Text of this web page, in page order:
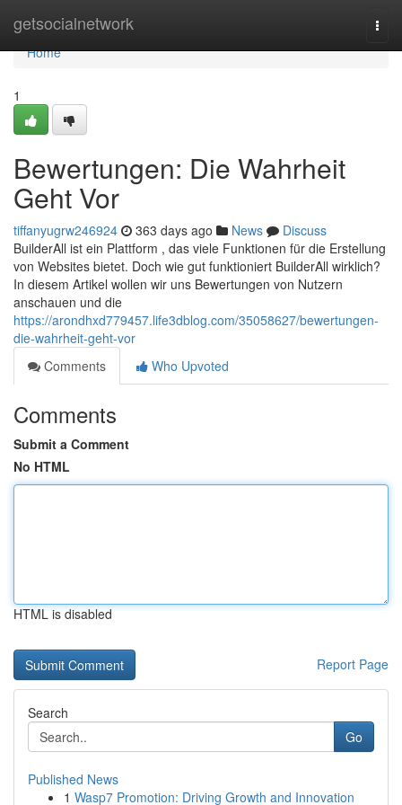
getsocialnetwork
Home
Home
1
Bewertungen: Die Wahrheit
Geht Vor
tiffanyugrw246924 363 days ago News
Discuss
BuilderAll ist ein Plattform , das viele Funktionen für die Erstellung
von Websites bietet. Doch wie gut funktioniert BuilderAll wirklich?
In diesem Artikel wollen wir uns Bewertungen von Nutzern
anschauen und die
https://arondhxd779457.life3dblog.com/35058627/bewertungen-
die-wahrheit-geht-vor
Comments
Who Upvoted
Comments
Submit a Comment
No HTML
HTML is disabled
Report Page
Search
Go
Published News
1 Wasp7 Promotion: Driving Growth and Innovation